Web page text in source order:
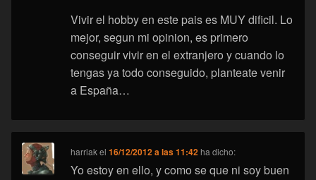
Vivir el hobby en este pais es MUY dificil. Lo
mejor, segun mi opinion, es primero
conseguir vivir en el extranjero y cuando lo
tengas ya todo conseguido, planteate venir
a España…
harriakel16/12/2012 a las 11:42 ha dicho:
Yo estoy en ello, y como se que ni soy buen